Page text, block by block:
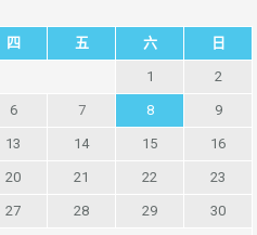
四 五 六 日
1 2
6 7 8 9
13 14 15 16
20 21 22 23
27 28 29 30